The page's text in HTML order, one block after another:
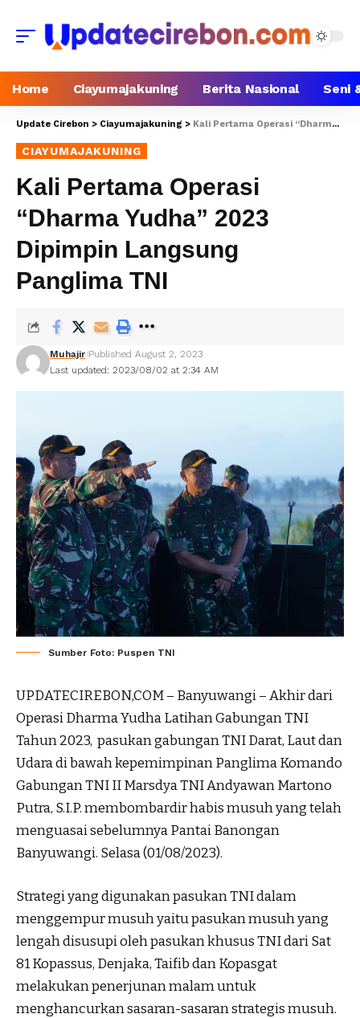
Home Ciayumajakuning Berita Nasional Seni
Update Cirebon > Ciayumajakuning > Kali Pertama Operasi “Dharma Yudha” 2023 Dipimpin Langsung Panglima TNI
CIAYUMAJAKUNING
Kali Pertama Operasi
“Dharma Yudha” 2023
Dipimpin Langsung
Panglima TNI
Last updated: 2023/08/02 at 2:34 AM
Muhajir Published August 2, 2023
Sumber Foto: Puspen TNI
UPDATECIREBON,COM – Banyuwangi – Akhir dari
Operasi Dharma Yudha Latihan Gabungan TNI
Tahun 2023, pasukan gabungan TNI Darat, Laut dan
Udara di bawah kepemimpinan Panglima Komando
Gabungan TNI II Marsdya TNI Andyawan Martono
Putra, S.I.P. membombardir habis musuh yang telah
menguasai sebelumnya Pantai Banongan
Banyuwangi. Selasa (01/08/2023).
Strategi yang digunakan pasukan TNI dalam
menggempur musuh yaitu pasukan musuh yang
lengah disusupi oleh pasukan khusus TNI dari Sat
81 Kopassus, Denjaka, Taifib dan Kopasgat
melakukan penerjunan malam untuk
menghancurkan sasaran-sasaran strategis musuh.